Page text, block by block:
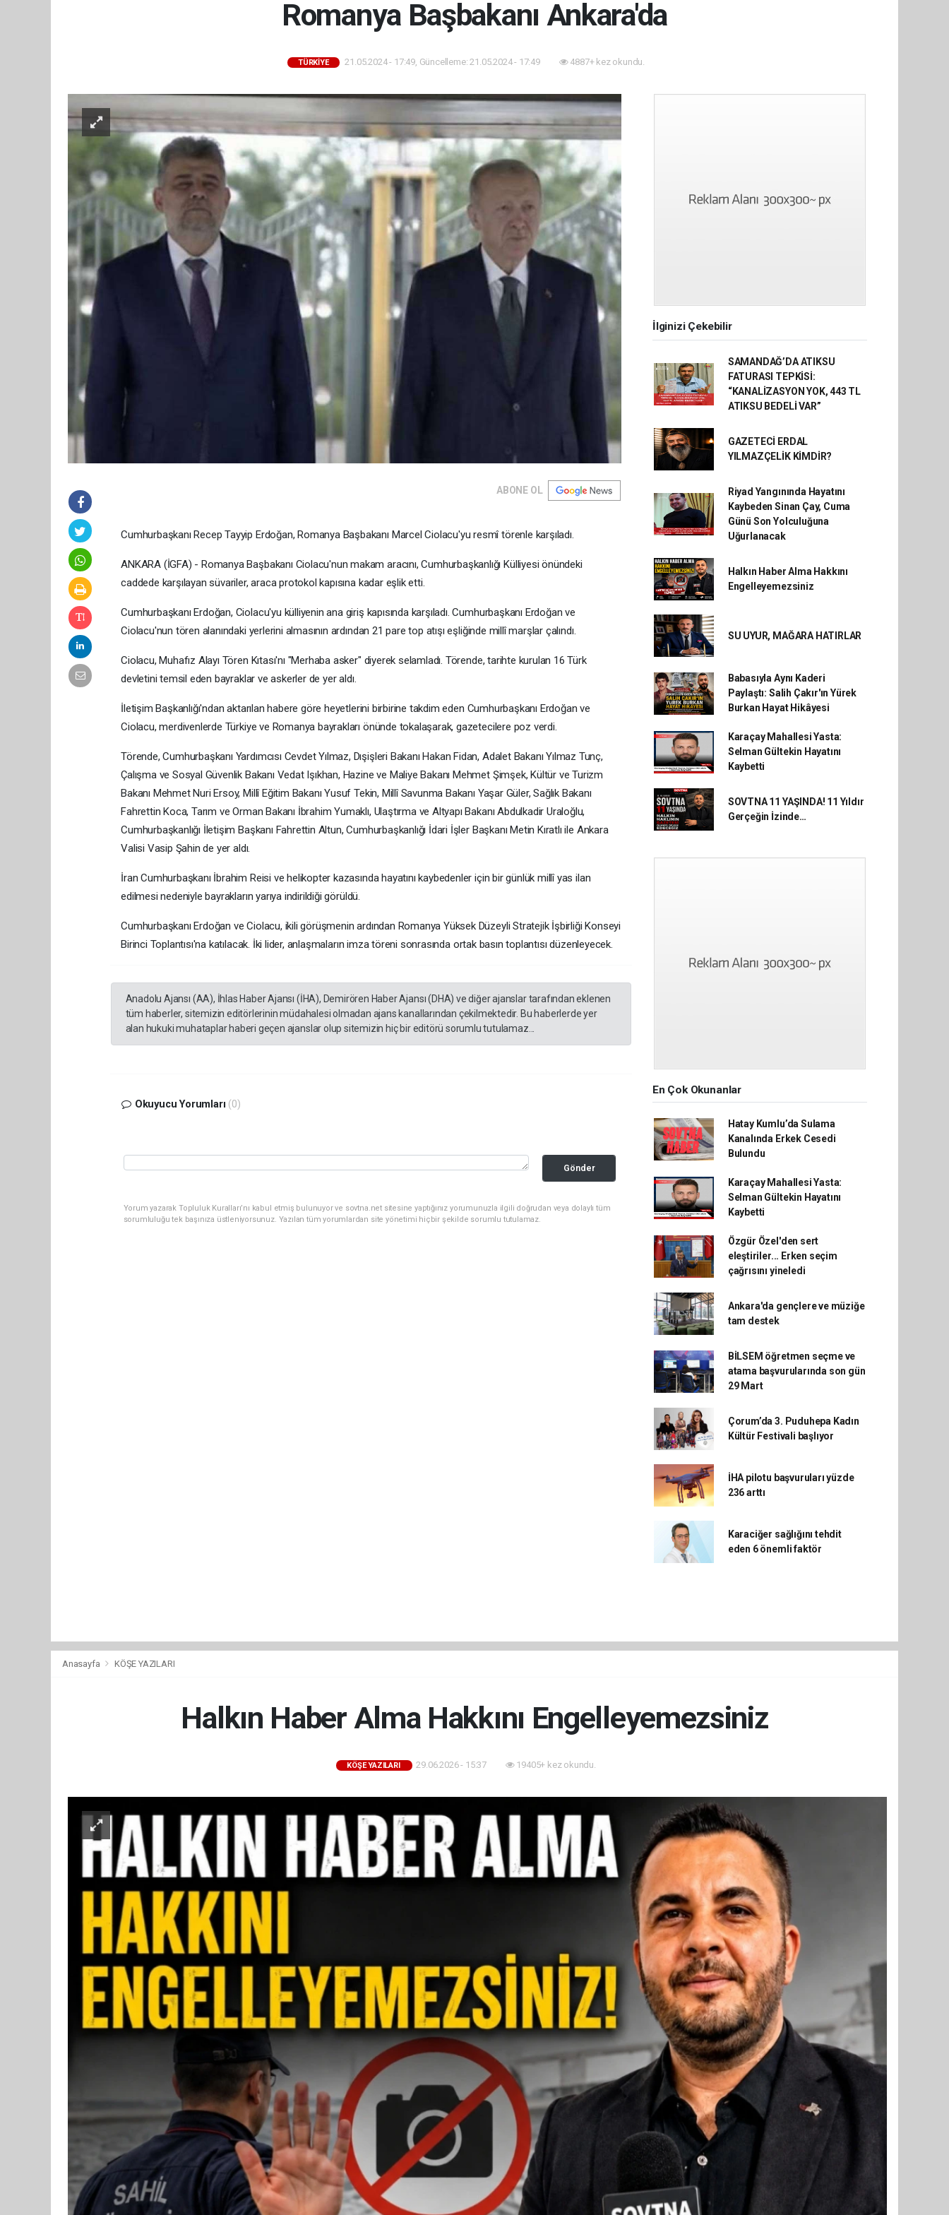
Romanya Başbakanı Ankara'da
TÜRKİYE 21.05.2024 - 17:49, Güncelleme: 21.05.2024 - 17:49 4887+ kez okundu.
ABONE OL
Cumhurbaşkanı Recep Tayyip Erdoğan, Romanya Başbakanı Marcel Ciolacu'yu resmî törenle karşıladı.
ANKARA (İGFA) - Romanya Başbakanı Ciolacu'nun makam aracını, Cumhurbaşkanlığı Külliyesi önündeki
caddede karşılayan süvariler, araca protokol kapısına kadar eşlik etti.
Cumhurbaşkanı Erdoğan, Ciolacu'yu külliyenin ana giriş kapısında karşıladı. Cumhurbaşkanı Erdoğan ve
Ciolacu'nun tören alanındaki yerlerini almasının ardından 21 pare top atışı eşliğinde millî marşlar çalındı.
Ciolacu, Muhafız Alayı Tören Kıtası'nı "Merhaba asker" diyerek selamladı. Törende, tarihte kurulan 16 Türk
devletini temsil eden bayraklar ve askerler de yer aldı.
İletişim Başkanlığı'ndan aktarılan habere göre heyetlerini birbirine takdim eden Cumhurbaşkanı Erdoğan ve
Ciolacu, merdivenlerde Türkiye ve Romanya bayrakları önünde tokalaşarak, gazetecilere poz verdi.
Törende, Cumhurbaşkanı Yardımcısı Cevdet Yılmaz, Dışişleri Bakanı Hakan Fidan, Adalet Bakanı Yılmaz Tunç,
Çalışma ve Sosyal Güvenlik Bakanı Vedat Işıkhan, Hazine ve Maliye Bakanı Mehmet Şimşek, Kültür ve Turizm
Bakanı Mehmet Nuri Ersoy, Millî Eğitim Bakanı Yusuf Tekin, Millî Savunma Bakanı Yaşar Güler, Sağlık Bakanı
Fahrettin Koca, Tarım ve Orman Bakanı İbrahim Yumaklı, Ulaştırma ve Altyapı Bakanı Abdulkadir Uraloğlu,
Cumhurbaşkanlığı İletişim Başkanı Fahrettin Altun, Cumhurbaşkanlığı İdari İşler Başkanı Metin Kıratlı ile Ankara
Valisi Vasip Şahin de yer aldı.
İran Cumhurbaşkanı İbrahim Reisi ve helikopter kazasında hayatını kaybedenler için bir günlük millî yas ilan
edilmesi nedeniyle bayrakların yarıya indirildiği görüldü.
Cumhurbaşkanı Erdoğan ve Ciolacu, ikili görüşmenin ardından Romanya Yüksek Düzeyli Stratejik İşbirliği Konseyi
Birinci Toplantısı'na katılacak. İki lider, anlaşmaların imza töreni sonrasında ortak basın toplantısı düzenleyecek.
Anadolu Ajansı (AA), İhlas Haber Ajansı (İHA), Demirören Haber Ajansı (DHA) ve diğer ajanslar tarafından eklenen
tüm haberler, sitemizin editörlerinin müdahalesi olmadan ajans kanallarından çekilmektedir. Bu haberlerde yer
alan hukuki muhataplar haberi geçen ajanslar olup sitemizin hiç bir editörü sorumlu tutulamaz...
Okuyucu Yorumları (0)
Gönder
Yorum yazarak Topluluk Kuralları’nı kabul etmiş bulunuyor ve sovtna.net sitesine yaptığınız yorumunuzla ilgili doğrudan veya dolaylı tüm
sorumluluğu tek başınıza üstleniyorsunuz. Yazılan tüm yorumlardan site yönetimi hiçbir şekilde sorumlu tutulamaz.
İlginizi Çekebilir
SAMANDAĞ’DA ATIKSU
FATURASI TEPKİSİ:
“KANALİZASYON YOK, 443 TL
ATIKSU BEDELİ VAR”
GAZETECİ ERDAL
YILMAZÇELİK KİMDİR?
Riyad Yangınında Hayatını
Kaybeden Sinan Çay, Cuma
Günü Son Yolculuğuna
Uğurlanacak
Halkın Haber Alma Hakkını
Engelleyemezsiniz
SU UYUR, MAĞARA HATIRLAR
Babasıyla Aynı Kaderi
Paylaştı: Salih Çakır'ın Yürek
Burkan Hayat Hikâyesi
Karaçay Mahallesi Yasta:
Selman Gültekin Hayatını
Kaybetti
SOVTNA 11 YAŞINDA! 11 Yıldır
Gerçeğin İzinde…
En Çok Okunanlar
Hatay Kumlu’da Sulama
Kanalında Erkek Cesedi
Bulundu
Karaçay Mahallesi Yasta:
Selman Gültekin Hayatını
Kaybetti
Özgür Özel'den sert
eleştiriler... Erken seçim
çağrısını yineledi
Ankara'da gençlere ve müziğe
tam destek
BİLSEM öğretmen seçme ve
atama başvurularında son gün
29 Mart
Çorum’da 3. Puduhepa Kadın
Kültür Festivali başlıyor
İHA pilotu başvuruları yüzde
236 arttı
Karaciğer sağlığını tehdit
eden 6 önemli faktör
Anasayfa KÖŞE YAZILARI
Halkın Haber Alma Hakkını Engelleyemezsiniz
KÖŞE YAZILARI 29.06.2026 - 15:37 19405+ kez okundu.